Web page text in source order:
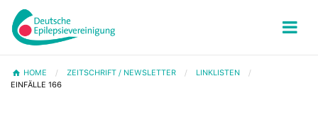
HOME ZEITSCHRIFT / NEWSLETTER
LINKLISTEN
EINFÄLLE 166